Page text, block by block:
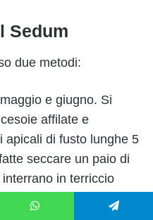
Sedum
due metodi:
e giugno. Si
affilate e
apicali di fusto lunghe 5
seccare un paio di
in terriccio